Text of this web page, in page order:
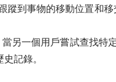
蹤到事物的移動位置和
另一個用戶嘗試查找
記錄。